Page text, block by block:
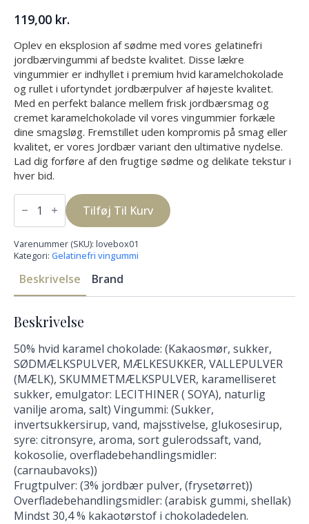
119,00 kr.
Oplev en eksplosion af sødme med vores gelatinefri
jordbærvingummi af bedste kvalitet. Disse lækre
vingummier er indhyllet i premium hvid karamelchokolade
og rullet i ufortyndet jordbærpulver af højeste kvalitet.
Med en perfekt balance mellem frisk jordbærsmag og
cremet karamelchokolade vil vores vingummier forkæle
dine smagsløg. Fremstillet uden kompromis på smag eller
kvalitet, er vores Jordbær variant den ultimative nydelse.
Lad dig forføre af den frugtige sødme og delikate tekstur i
hver bid.
LOVE
EDITION
STRAWBERRY
WINEGUM
250g
antal
Tilføj Til Kurv
Varenummer (SKU): lovebox01
Kategori: Gelatinefri vingummi
Beskrivelse Brand
Beskrivelse
50% hvid karamel chokolade: (Kakaosmør, sukker,
SØDMÆLKSPULVER, MÆLKESUKKER, VALLEPULVER
(MÆLK), SKUMMETMÆLKSPULVER, karamelliseret
sukker, emulgator: LECITHINER ( SOYA), naturlig
vanilje aroma, salt) Vingummi: (Sukker,
invertsukkersirup, vand, majsstivelse, glukosesirup,
syre: citronsyre, aroma, sort gulerodssaft, vand,
kokosolie, overfladebehandlingsmidler:
(carnaubavoks))
Frugtpulver: (3% jordbær pulver, (frysetørret))
Overfladebehandlingsmidler: (arabisk gummi, shellak)
Mindst 30,4 % kakaotørstof i chokoladedelen.